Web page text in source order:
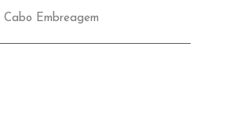
Cabo Embreagem